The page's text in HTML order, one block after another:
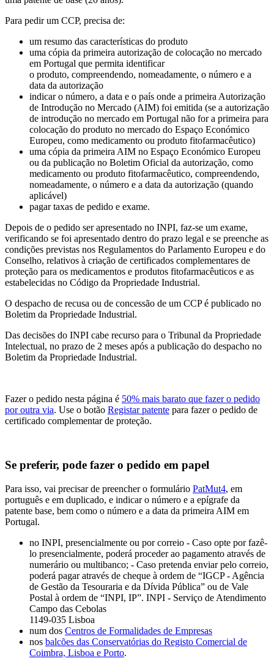
Para pedir um CCP, precisa de:
um resumo das características do produto
uma cópia da primeira autorização de colocação no mercado
em Portugal que permita identificar
o produto, compreendendo, nomeadamente, o número e a
data da autorização
indicar o número, a data e o país onde a primeira Autorização
de Introdução no Mercado (AIM) foi emitida (se a autorização
de introdução no mercado em Portugal não for a primeira para
colocação do produto no mercado do Espaço Económico
Europeu, como medicamento ou produto fitofarmacêutico)
uma cópia da primeira AIM no Espaço Económico Europeu
ou da publicação no Boletim Oficial da autorização, como
medicamento ou produto fitofarmacêutico, compreendendo,
nomeadamente, o número e a data da autorização (quando
aplicável)
pagar taxas de pedido e exame.
Depois de o pedido ser apresentado no INPI, faz-se um exame,
verificando se foi apresentado dentro do prazo legal e se preenche as
condições previstas nos Regulamentos do Parlamento Europeu e do
Conselho, relativos à criação de certificados complementares de
proteção para os medicamentos e produtos fitofarmacêuticos e as
estabelecidas no Código da Propriedade Industrial.
O despacho de recusa ou de concessão de um CCP é publicado no
Boletim da Propriedade Industrial.
Das decisões do INPI cabe recurso para o Tribunal da Propriedade
Intelectual, no prazo de 2 meses após a publicação do despacho no
Boletim da Propriedade Industrial.
Fazer o pedido nesta página é 50% mais barato que fazer o pedido
por outra via. Use o botão Registar patente para fazer o pedido de
certificado complementar de proteção.
Se preferir, pode fazer o pedido em papel
Para isso, vai precisar de preencher o formulário PatMut4, em
português e em duplicado, e indicar o número e a epígrafe da
patente base, bem como o número e a data da primeira AIM em
Portugal.
no INPI, presencialmente ou por correio - Caso opte por fazê-
lo presencialmente, poderá proceder ao pagamento através de
numerário ou multibanco; - Caso pretenda enviar pelo correio,
poderá pagar através de cheque à ordem de “IGCP - Agência
de Gestão da Tesouraria e da Dívida Pública” ou de Vale
Postal à ordem de “INPI, IP”. INPI - Serviço de Atendimento
Campo das Cebolas
1149-035 Lisboa
num dos Centros de Formalidades de Empresas
nos balcões das Conservatórias do Registo Comercial de
Coimbra, Lisboa e Porto.